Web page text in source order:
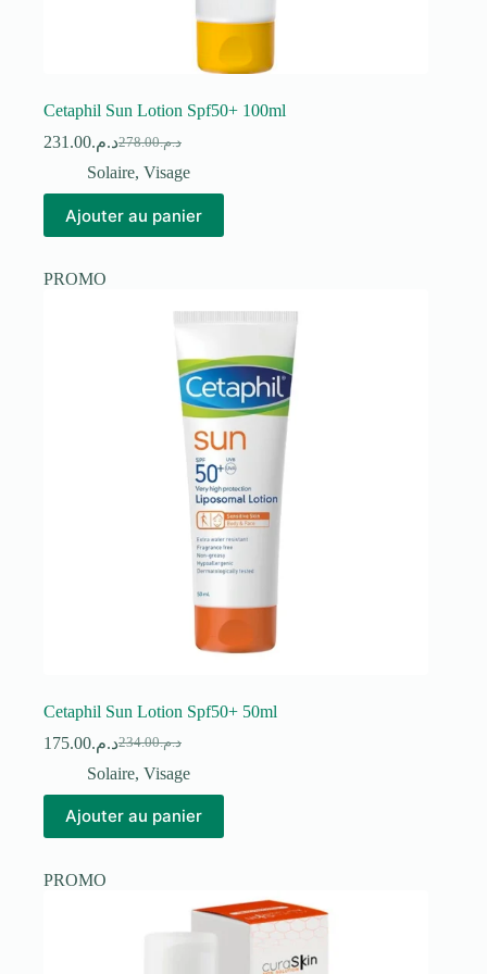
Cetaphil Sun Lotion Spf50+ 100ml
د.م.278.00
Le
prix
était :
د.م.231.00
Le
prix
est :
Solaire, Visage
Ajouter au panier
PROMO
Cetaphil Sun Lotion Spf50+ 50ml
د.م.234.00
Le
prix
était :
د.م.175.00
Le
prix
est :
Solaire, Visage
Ajouter au panier
PROMO